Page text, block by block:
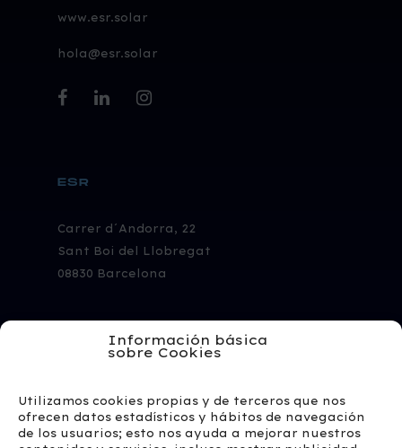
Información básica
sobre Cookies
Utilizamos cookies propias y de terceros que nos
ofrecen datos estadísticos y hábitos de navegación
de los usuarios; esto nos ayuda a mejorar nuestros
www.esr.solar
hola@esr.solar
facebooklinkedininstagram
ESR
Carrer d´Andorra, 22
Sant Boi del Llobregat
08830 Barcelona
6 28914 Leganés,